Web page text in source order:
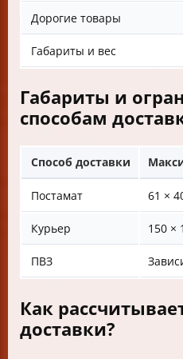
Дорогие товары
Габариты и вес
Габариты и
способам
Способ доставки
Постамат 61 ×
Курьер 150 ×
ПВЗ
Как
доставки?